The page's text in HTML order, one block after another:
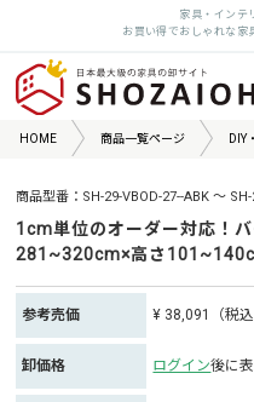
家具・インテ
お買い得でおしゃれな家
HOME 商品一覧ページ DIY
商品型番：SH-29-VBOD-27--ABK ～
1cm単位のオーダー対応！
281~320cm×高さ
参考売価 ¥ 38,091（税込
卸価格 ログイン後に